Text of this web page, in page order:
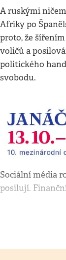
A ruskými
Afriky po
proto, že
voličů a
politického
svobodu.
Sociální média
posilují.